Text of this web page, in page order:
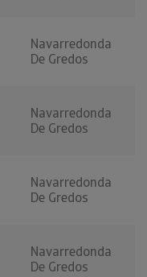
Navarredonda
De Gredos
Navarredonda
De Gredos
Navarredonda
De Gredos
Navarredonda
De Gredos